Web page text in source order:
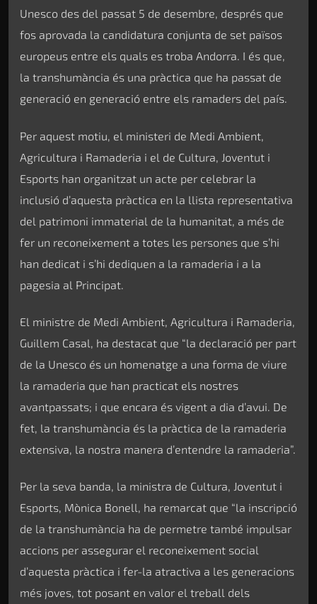
Unesco des del passat 5 de desembre, després que
fos aprovada la candidatura conjunta de set països
europeus entre els quals es troba Andorra. I és que,
la transhumància és una pràctica que ha passat de
generació en generació entre els ramaders del país.
Per aquest motiu, el ministeri de Medi Ambient,
Agricultura i Ramaderia i el de Cultura, Joventut i
Esports han organitzat un acte per celebrar la
inclusió d’aquesta pràctica en la llista representativa
del patrimoni immaterial de la humanitat, a més de
fer un reconeixement a totes les persones que s’hi
han dedicat i s’hi dediquen a la ramaderia i a la
pagesia al Principat.
El ministre de Medi Ambient, Agricultura i Ramaderia,
Guillem Casal, ha destacat que “la declaració per part
de la Unesco és un homenatge a una forma de viure
la ramaderia que han practicat els nostres
avantpassats; i que encara és vigent a dia d’avui. De
fet, la transhumància és la pràctica de la ramaderia
extensiva, la nostra manera d’entendre la ramaderia”.
Per la seva banda, la ministra de Cultura, Joventut i
Esports, Mònica Bonell, ha remarcat que “la inscripció
de la transhumància ha de permetre també impulsar
accions per assegurar el reconeixement social
d’aquesta pràctica i fer-la atractiva a les generacions
més joves, tot posant en valor el treball dels